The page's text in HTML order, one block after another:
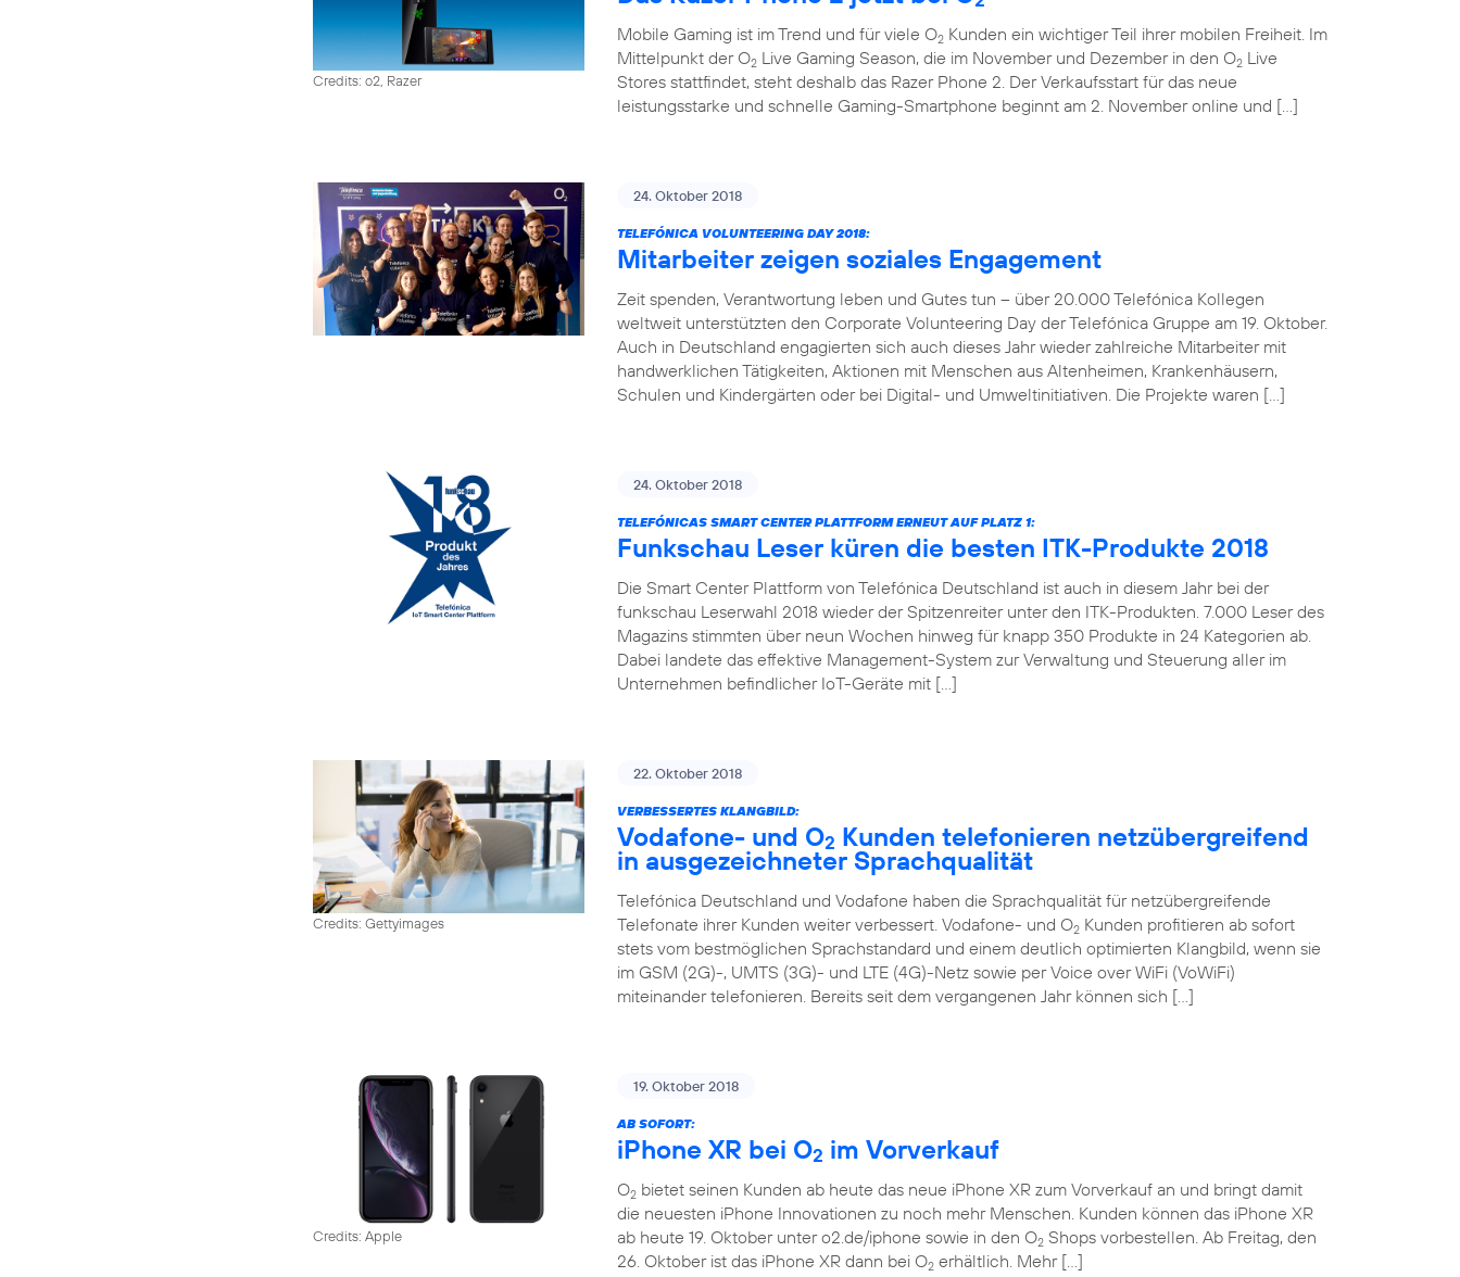
Credits: o2, Razer
Mobile Gaming ist im Trend und für viele O2 Kunden ein wichtiger Teil ihrer mobilen Freiheit. Im
Mittelpunkt der O2 Live Gaming Season, die im November und Dezember in den O2 Live
Stores stattfindet, steht deshalb das Razer Phone 2. Der Verkaufsstart für das neue
leistungsstarke und schnelle Gaming-Smartphone beginnt am 2. November online und […]
24. Oktober 2018
TELEFÓNICA VOLUNTEERING DAY 2018:
Mitarbeiter zeigen soziales Engagement
Zeit spenden, Verantwortung leben und Gutes tun – über 20.000 Telefónica Kollegen
weltweit unterstützten den Corporate Volunteering Day der Telefónica Gruppe am 19. Oktober.
Auch in Deutschland engagierten sich auch dieses Jahr wieder zahlreiche Mitarbeiter mit
handwerklichen Tätigkeiten, Aktionen mit Menschen aus Altenheimen, Krankenhäusern,
Schulen und Kindergärten oder bei Digital- und Umweltinitiativen. Die Projekte waren […]
24. Oktober 2018
TELEFÓNICAS SMART CENTER PLATTFORM ERNEUT AUF PLATZ 1:
Funkschau Leser küren die besten ITK-Produkte 2018
Die Smart Center Plattform von Telefónica Deutschland ist auch in diesem Jahr bei der
funkschau Leserwahl 2018 wieder der Spitzenreiter unter den ITK-Produkten. 7.000 Leser des
Magazins stimmten über neun Wochen hinweg für knapp 350 Produkte in 24 Kategorien ab.
Dabei landete das effektive Management-System zur Verwaltung und Steuerung aller im
Unternehmen befindlicher IoT-Geräte mit […]
Credits: Gettyimages
22. Oktober 2018
VERBESSERTES KLANGBILD:
Vodafone- und O2 Kunden telefonieren netzübergreifend
in ausgezeichneter Sprachqualität
Telefónica Deutschland und Vodafone haben die Sprachqualität für netzübergreifende
Telefonate ihrer Kunden weiter verbessert. Vodafone- und O2 Kunden profitieren ab sofort
stets vom bestmöglichen Sprachstandard und einem deutlich optimierten Klangbild, wenn sie
im GSM (2G)-, UMTS (3G)- und LTE (4G)-Netz sowie per Voice over WiFi (VoWiFi)
miteinander telefonieren. Bereits seit dem vergangenen Jahr können sich […]
Credits: Apple
19. Oktober 2018
AB SOFORT:
iPhone XR bei O2 im Vorverkauf
O2 bietet seinen Kunden ab heute das neue iPhone XR zum Vorverkauf an und bringt damit
die neuesten iPhone Innovationen zu noch mehr Menschen. Kunden können das iPhone XR
ab heute 19. Oktober unter o2.de/iphone sowie in den O2 Shops vorbestellen. Ab Freitag, den
26. Oktober ist das iPhone XR dann bei O2 erhältlich. Mehr […]